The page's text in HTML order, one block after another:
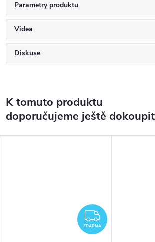
Parametry produktu
Videa
Diskuse
K tomuto produktu
doporučujeme ještě dokoupit
ZDARMA
ZDARMA